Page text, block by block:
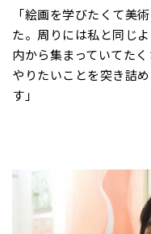
「絵画を学びたくて美
た。周りには私と同じ
内から集まっていてた
やりたいことを突き詰
す」